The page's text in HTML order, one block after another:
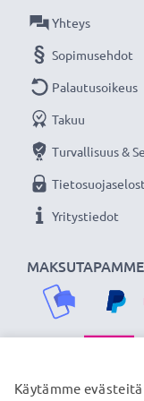
verkkokauppa,
siksi tarjoamme
MAKSUTAPAMME
Yhteys
Sopimusehdot
Palautusoikeus
Takuu
Turvallisuus &
Yritystiedot
Käytämme